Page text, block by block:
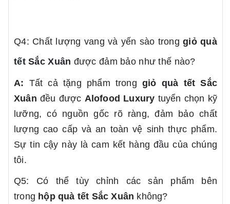
Q4: Chất lượng vang và yến sào tronggiỏ quà
tết Sắc Xuân được đảm bảo như thế nào?
A: Tất cả tặng phẩm tronggiỏ quà tết Sắc
Xuân đều được Alofood Luxury tuyển chọn kỹ
lưỡng, có nguồn gốc rõ ràng, đảm bảo chất
lượng cao cấp và an toàn vệ sinh thực phẩm.
Sự tin cậy này là cam kết hàng đầu của chúng
tôi.
Q5: Có thể tùy chỉnh các sản phẩm bên
trong hộp quà tết Sắc Xuân không?